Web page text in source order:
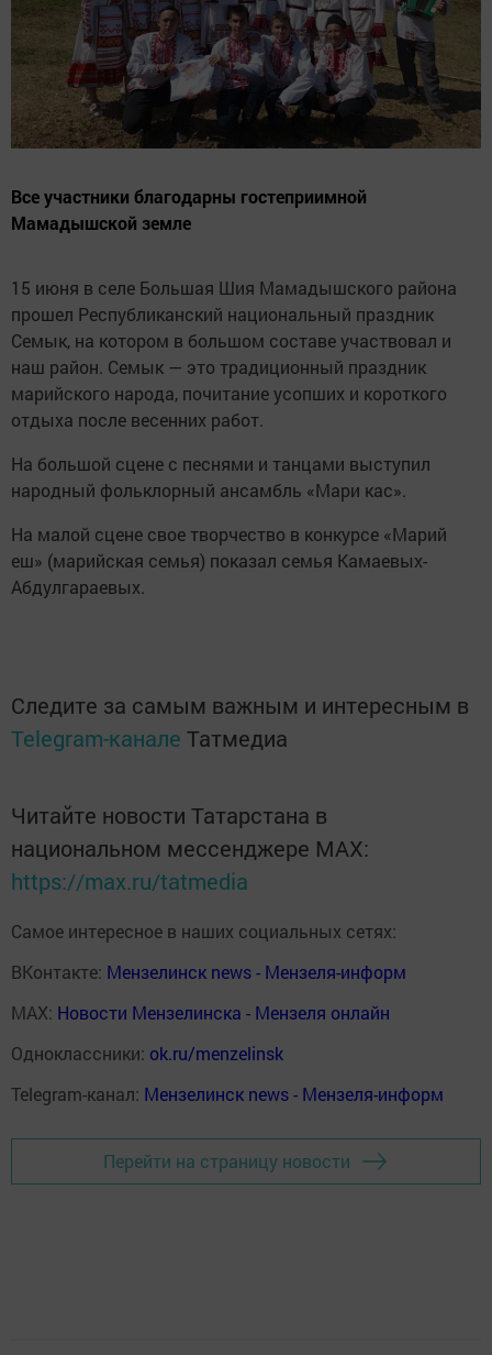
Все участники благодарны гостеприимной
Мамадышской земле
15 июня в селе Большая Шия Мамадышского района
прошел Республиканский национальный праздник
Семык, на котором в большом составе участвовал и
наш район. Семык — это традиционный праздник
марийского народа, почитание усопших и короткого
отдыха после весенних работ.
На большой сцене с песнями и танцами выступил
народный фольклорный ансамбль «Мари кас».
На малой сцене свое творчество в конкурсе «Марий
еш» (марийская семья) показал семья Камаевых-
Абдулгараевых.
Следите за самым важным и интересным в
Telegram-канале Татмедиа
Читайте новости Татарстана в
национальном мессенджере MАХ:
https://max.ru/tatmedia
Самое интересное в наших социальных сетях:
ВКонтакте: Мензелинск news - Мензеля-информ
MAX: Новости Мензелинска - Мензеля онлайн
Одноклассники: ok.ru/menzelinsk
Telegram-канал: Мензелинск news - Мензеля-информ
Перейти на страницу новости